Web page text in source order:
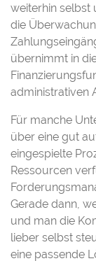
weiterhin selbst
die
übernimmt in
administrativen
Für manche
über eine gut
eingespielte
Ressourcen
Gerade dann,
und man die
lieber selbst
eine passende